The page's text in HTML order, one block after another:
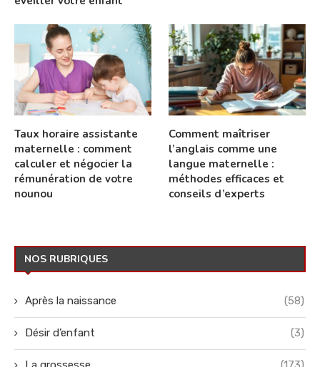
Taux horaire assistante
maternelle : comment
calculer et négocier la
rémunération de votre
nounou
Comment maîtriser
l’anglais comme une
langue maternelle :
méthodes efficaces et
conseils d’experts
NOS RUBRIQUES
Après la naissance (58)
Désir d’enfant (3)